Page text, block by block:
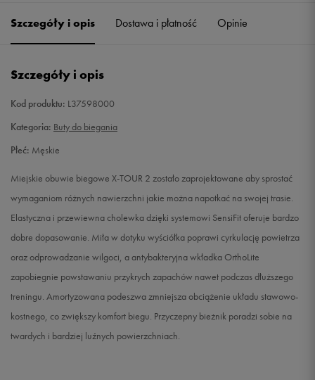
41 1/3
43 1/3 27,5 cm
44
44 2/3 28,5 cm Powiadom o dostępności
45 1/3
46
46 2/3 30 cm Powiadom o dostępności
Szczegóły i opis Dostawa i płatność Opinie
Szczegóły i opis
Kod produktu: L37598000
Kategoria: Buty do biegania
Płeć: Męskie
Miejskie obuwie biegowe X-TOUR 2 zostało zaprojektowane aby sprostać
wymaganiom różnych nawierzchni jakie można napotkać na swojej trasie.
Elastyczna i przewiewna cholewka dzięki systemowi SensiFit oferuje bardzo
dobre dopasowanie. Miła w dotyku wyściółka poprawi cyrkulację powietrza
oraz odprowadzanie wilgoci, a antybakteryjna wkładka OrthoLite
zapobiegnie powstawaniu przykrych zapachów nawet podczas dłuższego
treningu. Amortyzowana podeszwa zmniejsza obciążenie układu stawowo-
kostnego, co zwiększy komfort biegu. Przyczepny bieżnik poradzi sobie na
twardych i bardziej luźnych powierzchniach.